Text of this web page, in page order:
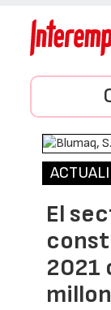
El
2021